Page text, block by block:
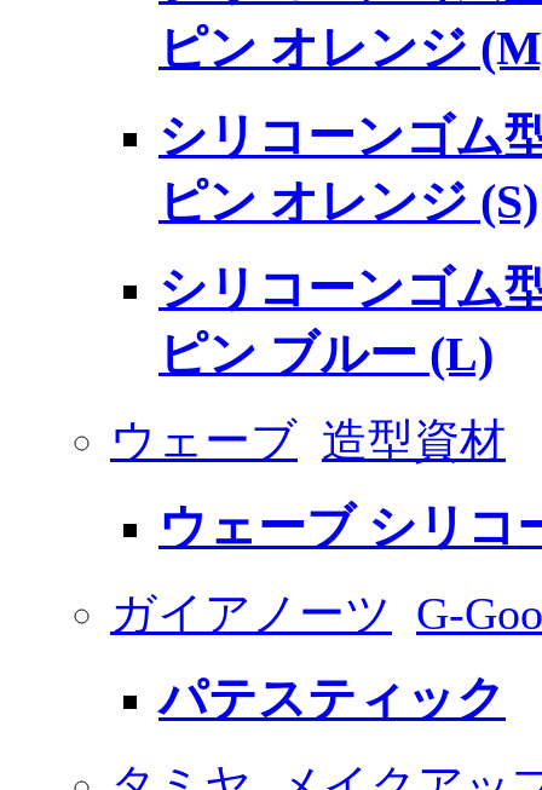
ピン オレンジ
シリコーンゴム
ピン オレンジ (S)
シリコーンゴム
ピン ブルー (L)
ウェーブ 造型資材
ウェーブ シリコ
ガイアノーツ G-
パテスティック